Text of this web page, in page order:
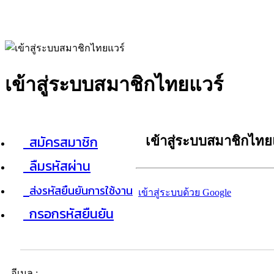
เข้าสู่ระบบสมาชิกไทยแวร์
สมัครสมาชิก
ลืมรหัสผ่าน
ส่งรหัสยืนยันการใช้งาน
กรอกรหัสยืนยัน
เข้าสู่ระบบสมาชิกไท
เข้าสู่ระบบด้วย Google